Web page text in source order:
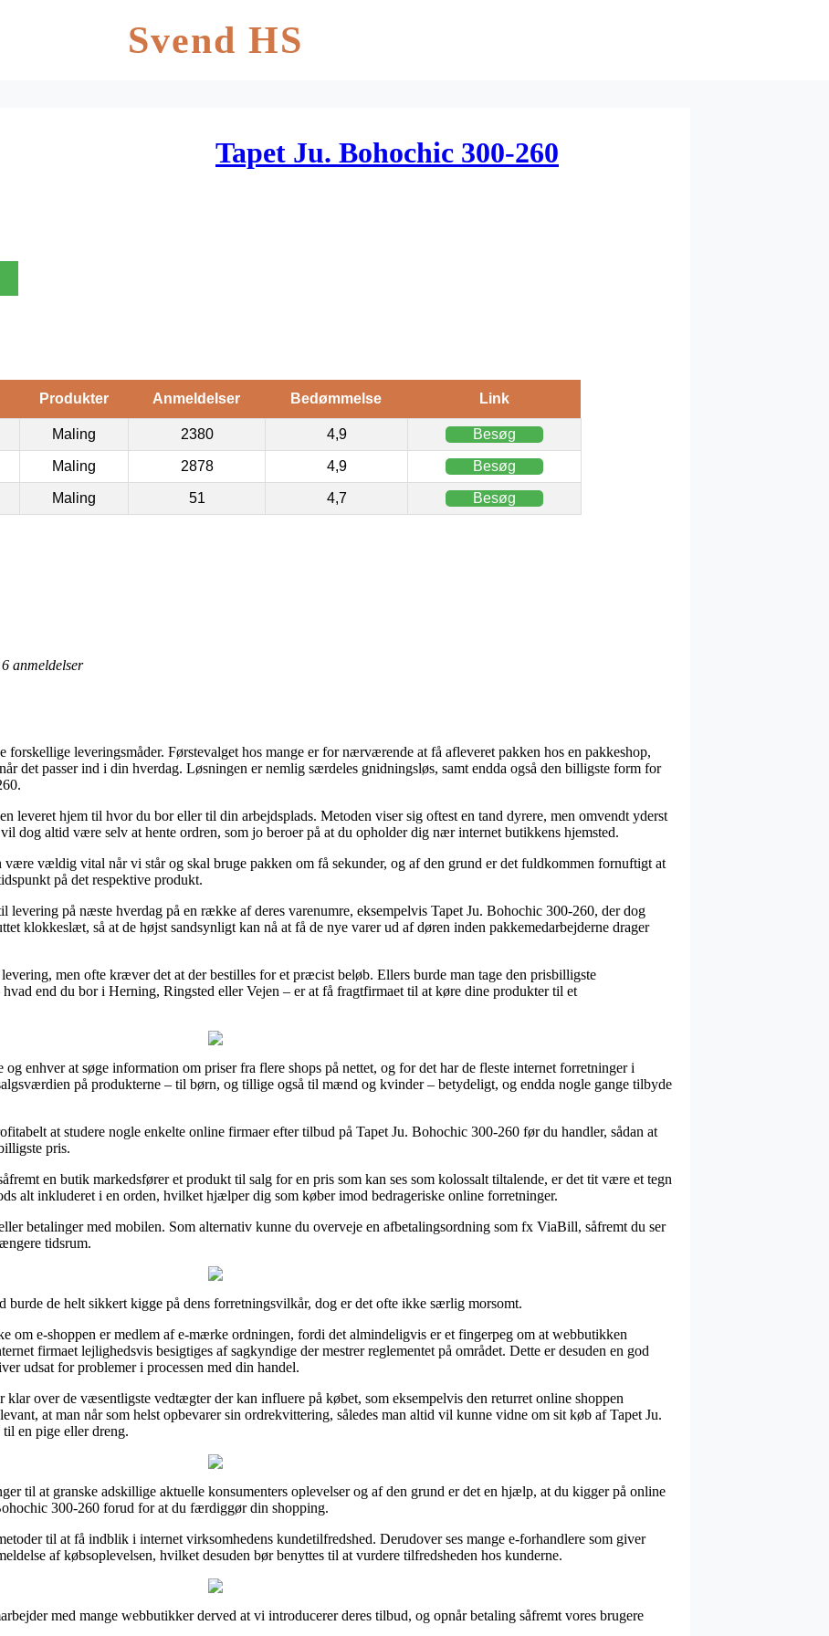
Svend HS
Tapet Ju. Bohochic 300-260
Produkter Anmeldelser Bedømmelse Link
Maling 2380 4,9 Besøg
Maling 2878 4,9 Besøg
Maling 51 4,7 Besøg
6 anmeldelser
forskellige leveringsmåder. Førstevalget hos mange er for nærværende at få afleveret pakken hos en pakkeshop,
det passer ind i din hverdag. Løsningen er nemlig særdeles gnidningsløs, samt endda også den billigste form for
leveret hjem til hvor du bor eller til din arbejdsplads. Metoden viser sig oftest en tand dyrere, men omvendt yderst
dog altid være selv at hente ordren, som jo beroer på at du opholder dig nær internet butikkens hjemsted.
vældig vital når vi står og skal bruge pakken om få sekunder, og af den grund er det fuldkommen fornuftigt at
på det respektive produkt.
levering på næste hverdag på en række af deres varenumre, eksempelvis Tapet Ju. Bohochic 300-260, der dog
klokkeslæt, så at de højst sandsynligt kan nå at få de nye varer ud af døren inden pakkemedarbejderne drager
men ofte kræver det at der bestilles for et præcist beløb. Ellers burde man tage den prisbilligste
end du bor i Herning, Ringsted eller Vejen – er at få fragtfirmaet til at køre dine produkter til et
enhver at søge information om priser fra flere shops på nettet, og for det har de fleste internet forretninger i
på produkterne – til børn, og tillige også til mænd og kvinder – betydeligt, og endda nogle gange tilbyde
at studere nogle enkelte online firmaer efter tilbud på Tapet Ju. Bohochic 300-260 før du handler, sådan at
pris.
en butik markedsfører et produkt til salg for en pris som kan ses som kolossalt tiltalende, er det tit være et tegn
alt inkluderet i en orden, hvilket hjælper dig som køber imod bedrageriske online forretninger.
betalinger med mobilen. Som alternativ kunne du overveje en afbetalingsordning som fx ViaBill, såfremt du ser
tidsrum.
burde de helt sikkert kigge på dens forretningsvilkår, dog er det ofte ikke særlig morsomt.
om e-shoppen er medlem af e-mærke ordningen, fordi det almindeligvis er et fingerpeg om at webbutikken
firmaet lejlighedsvis besigtiges af sagkyndige der mestrer reglementet på området. Dette er desuden en god
udsat for problemer i processen med din handel.
over de væsentligste vedtægter der kan influere på købet, som eksempelvis den returret online shoppen
at man når som helst opbevarer sin ordrekvittering, således man altid vil kunne vidne om sit køb af Tapet Ju.
en pige eller dreng.
til at granske adskillige aktuelle konsumenters oplevelser og af den grund er det en hjælp, at du kigger på online
300-260 forud for at du færdiggør din shopping.
til at få indblik i internet virksomhedens kundetilfredshed. Derudover ses mange e-forhandlere som giver
af købsoplevelsen, hvilket desuden bør benyttes til at vurdere tilfredsheden hos kunderne.
med mange webbutikker derved at vi introducerer deres tilbud, og opnår betaling såfremt vores brugere